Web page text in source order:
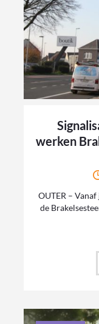
werken
OUTER –
de